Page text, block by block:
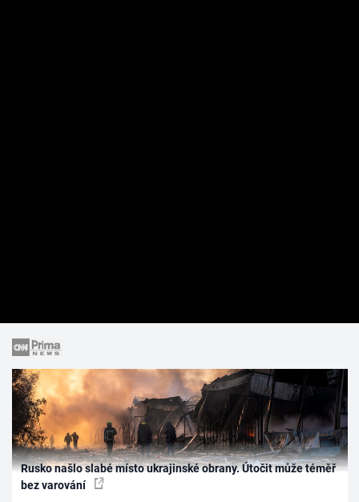
Rusko našlo slabé místo ukrajinské obrany. Útočit může téměř
bez varování